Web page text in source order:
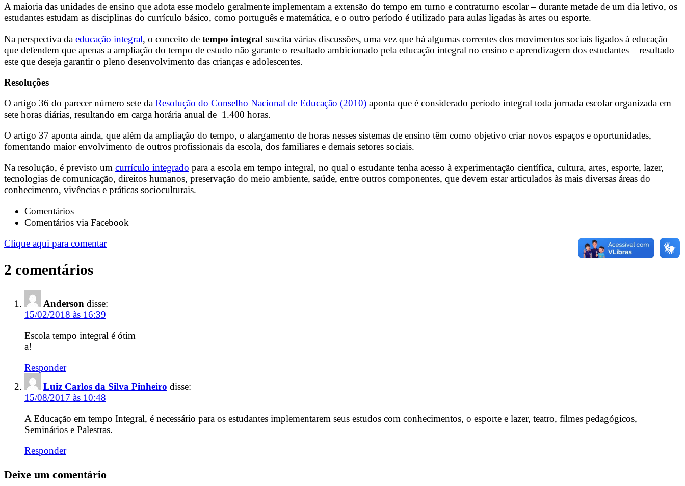
A maioria das unidades de ensino que adota esse modelo geralmente implementam a extensão do tempo em turno e contraturno escolar – durante metade de um dia letivo, os
estudantes estudam as disciplinas do currículo básico, como português e matemática, e o outro período é utilizado para aulas ligadas às artes ou esporte.
Na perspectiva da educação integral, o conceito de tempo integral suscita várias discussões, uma vez que há algumas correntes dos movimentos sociais ligados à educação
que defendem que apenas a ampliação do tempo de estudo não garante o resultado ambicionado pela educação integral no ensino e aprendizagem dos estudantes – resultado
este que deseja garantir o pleno desenvolvimento das crianças e adolescentes.
Resoluções
O artigo 36 do parecer número sete da Resolução do Conselho Nacional de Educação (2010) aponta que é considerado período integral toda jornada escolar organizada em
sete horas diárias, resultando em carga horária anual de 1.400 horas.
O artigo 37 aponta ainda, que além da ampliação do tempo, o alargamento de horas nesses sistemas de ensino têm como objetivo criar novos espaços e oportunidades,
fomentando maior envolvimento de outros profissionais da escola, dos familiares e demais setores sociais.
Na resolução, é previsto um currículo integrado para a escola em tempo integral, no qual o estudante tenha acesso à experimentação científica, cultura, artes, esporte, lazer,
tecnologias de comunicação, direitos humanos, preservação do meio ambiente, saúde, entre outros componentes, que devem estar articulados às mais diversas áreas do
conhecimento, vivências e práticas socioculturais.
Comentários
Comentários via Facebook
Clique aqui para comentar
2 comentários
Anderson disse:
15/02/2018 às 16:39
Escola tempo integral é ótim
a!
Responder
Luiz Carlos da Silva Pinheiro disse:
15/08/2017 às 10:48
A Educação em tempo Integral, é necessário para os estudantes implementarem seus estudos com conhecimentos, o esporte e lazer, teatro, filmes pedagógicos,
Seminários e Palestras.
Responder
Deixe um comentário